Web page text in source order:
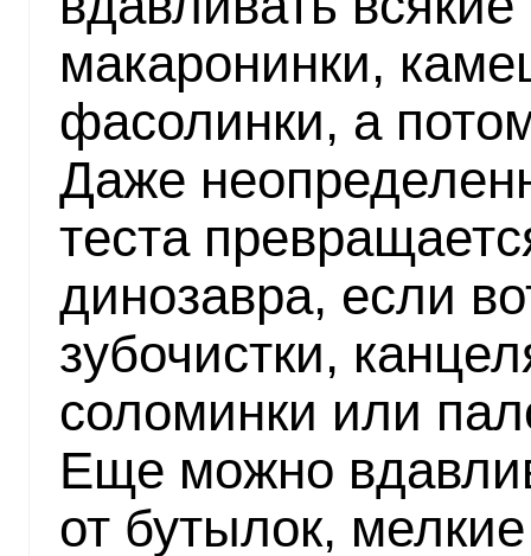
макаронинки,
фасолинки, а
Даже
теста
динозавра, если
зубочистки,
соломинки или
Еще можно
от бутылок,